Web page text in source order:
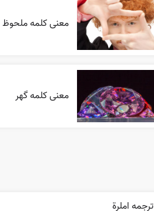
معنی کلمه ملحوظ
معنی کلمه گهر
ترجمه املرة